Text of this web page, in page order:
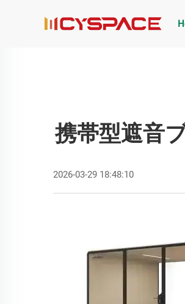
携帯型遮音
2026-03-29 18:48:10